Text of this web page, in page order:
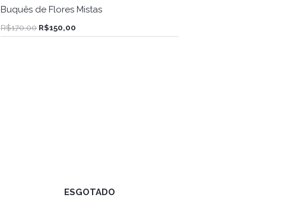
Buquês de Flores Mistas
R$170,00 R$150,00
ESGOTADO